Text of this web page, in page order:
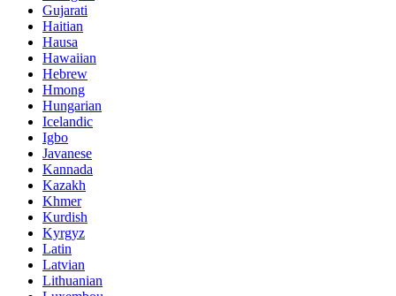
Gujarati
Haitian
Hausa
Hawaiian
Hebrew
Hmong
Hungarian
Icelandic
Igbo
Javanese
Kannada
Kazakh
Khmer
Kurdish
Kyrgyz
Latin
Latvian
Lithuanian